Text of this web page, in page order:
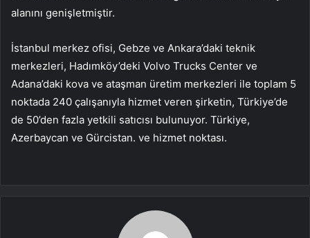
alanını genişletmiştir.
İstanbul merkez ofisi, Gebze ve Ankara’daki teknik
merkezleri, Hadımköy’deki Volvo Trucks Center ve
Adana’daki kova ve ataşman üretim merkezleri ile toplam 5
noktada 240 çalışanıyla hizmet veren şirketin, Türkiye’de
de 50’den fazla yetkili satıcısı bulunuyor. Türkiye,
Azerbaycan ve Gürcistan. ve hizmet noktası.